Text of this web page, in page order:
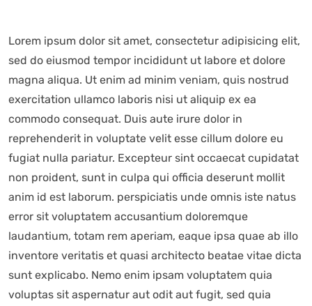
Lorem ipsum dolor sit amet, consectetur adipisicing elit,
sed do eiusmod tempor incididunt ut labore et dolore
magna aliqua. Ut enim ad minim veniam, quis nostrud
exercitation ullamco laboris nisi ut aliquip ex ea
commodo consequat. Duis aute irure dolor in
reprehenderit in voluptate velit esse cillum dolore eu
fugiat nulla pariatur. Excepteur sint occaecat cupidatat
non proident, sunt in culpa qui officia deserunt mollit
anim id est laborum. perspiciatis unde omnis iste natus
error sit voluptatem accusantium doloremque
laudantium, totam rem aperiam, eaque ipsa quae ab illo
inventore veritatis et quasi architecto beatae vitae dicta
sunt explicabo. Nemo enim ipsam voluptatem quia
voluptas sit aspernatur aut odit aut fugit, sed quia